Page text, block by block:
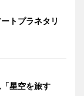
トプラネタリ
星空を旅す